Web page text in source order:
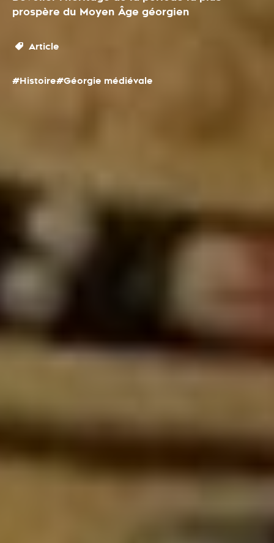
prospère du Moyen Âge géorgien
Article
#Histoire#Géorgie médiévale